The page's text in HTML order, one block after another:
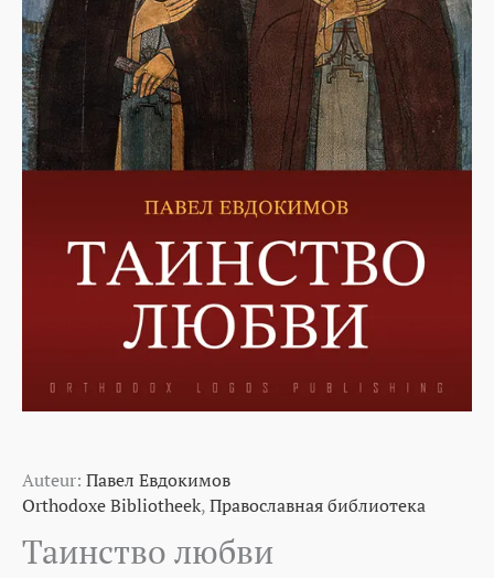
Auteur: Павел Евдокимов
Orthodoxe Bibliotheek,Православная библиотека
Таинство любви